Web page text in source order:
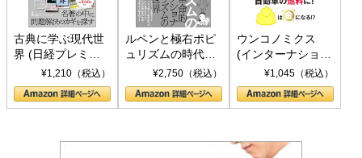
古典に学ぶ現代世
界 (日経プレミア
シリーズ)¥1,210（税込）
ルペンと極右ポピ
ュリズムの時代：
〈ヤヌス〉の二つ
の顔
¥2,750（税込）
ウンコノミクス
(インターナショナ
ル新書)¥1,045（税込）